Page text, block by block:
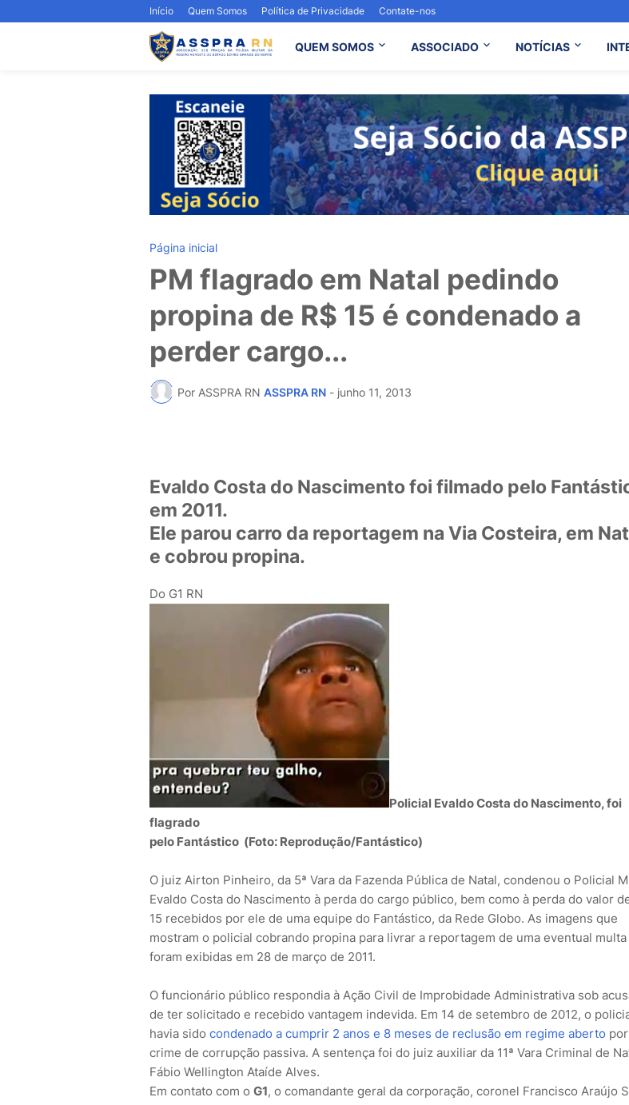
Início Quem Somos Política de Privacidade Contate-nos
QUEM SOMOS ASSOCIADO NOTÍCIAS
Página inicial
PM flagrado em Natal pedindo
propina de R$ 15 é condenado a
perder cargo...
Por ASSPRA RN ASSPRA RN - junho 11, 2013
Evaldo Costa do Nascimento foi filmado pelo
em 2011.
Ele parou carro da reportagem na Via Costeira, em
e cobrou propina.
Do G1 RN
Policial Evaldo Costa do Nascimento, foi
flagrado
pelo Fantástico (Foto: Reprodução/Fantástico)
O juiz Airton Pinheiro, da 5ª Vara da Fazenda Pública de Natal, condenou o Policial
Evaldo Costa do Nascimento à perda do cargo público, bem como à perda do valor
15 recebidos por ele de uma equipe do Fantástico, da Rede Globo. As imagens que
mostram o policial cobrando propina para livrar a reportagem de uma eventual multa
foram exibidas em 28 de março de 2011.
O funcionário público respondia à Ação Civil de Improbidade Administrativa sob
de ter solicitado e recebido vantagem indevida. Em 14 de setembro de 2012, o
havia sido condenado a cumprir 2 anos e 8 meses de reclusão em regime aberto por
crime de corrupção passiva. A sentença foi do juiz auxiliar da 11ª Vara Criminal de
Fábio Wellington Ataíde Alves.
Em contato com o G1, o comandante geral da corporação, coronel Francisco Araújo